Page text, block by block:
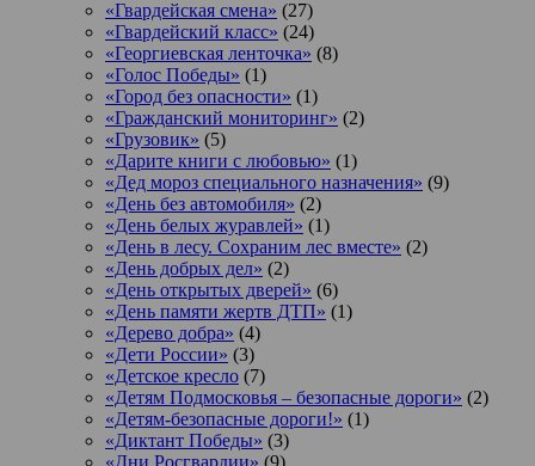
«Гвардейская смена» (27)
«Гвардейский класс» (24)
«Георгиевская ленточка» (8)
«Голос Победы» (1)
«Город без опасности» (1)
«Гражданский мониторинг» (2)
«Грузовик» (5)
«Дарите книги с любовью» (1)
«Дед мороз специального назначения» (9)
«День без автомобиля» (2)
«День белых журавлей» (1)
«День в лесу. Сохраним лес вместе» (2)
«День добрых дел» (2)
«День открытых дверей» (6)
«День памяти жертв ДТП» (1)
«Дерево добра» (4)
«Дети России» (3)
«Детское кресло (7)
«Детям Подмосковья – безопасные дороги» (2)
«Детям-безопасные дороги!» (1)
«Диктант Победы» (3)
«Дни Росгвардии» (9)